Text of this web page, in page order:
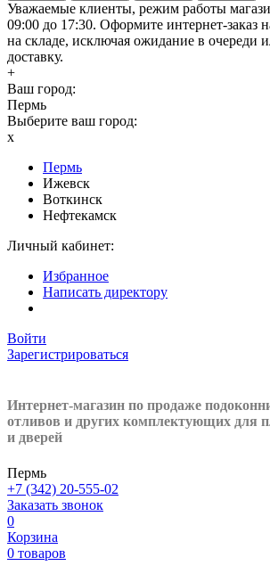
Уважаемые клиенты, режим работы
09:00 до 17:30. Оформите интернет-заказ
на складе, исключая ожидание в очереди
доставку.
+
Ваш город:
Пермь
Выберите ваш город:
x
Пермь
Ижевск
Воткинск
Нефтекамск
Личный кабинет:
Избранное
Написать директору
Войти
Зарегистрироваться
Интернет-магазин по продаже
отливов и других комплектующих для
и дверей
Пермь
+7 (342) 20-555-02
Заказать звонок
0
Корзина
0 товаров